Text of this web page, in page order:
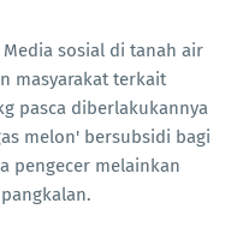
Media sosial di tanah air
masyarakat terkait
pasca diberlakukannya
melon' bersubsidi bagi
pengecer melainkan